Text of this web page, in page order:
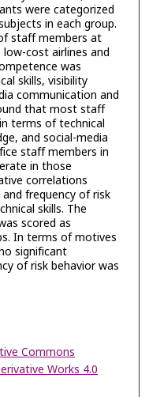
were categorized
in each group.
staff members at
cost airlines and
was
skills, visibility
communication and
that most staff
terms of technical
and social-media
staff members in
in those
correlations
frequency of risk
skills. The
scored as
In terms of motives
significant
of risk behavior was
Commons
Works 4.0